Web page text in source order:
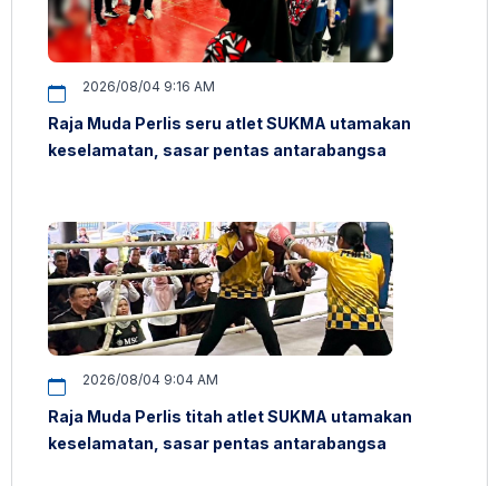
2026/08/04 9:16 AM
Raja Muda Perlis seru atlet SUKMA utamakan
keselamatan, sasar pentas antarabangsa
2026/08/04 9:04 AM
Raja Muda Perlis titah atlet SUKMA utamakan
keselamatan, sasar pentas antarabangsa